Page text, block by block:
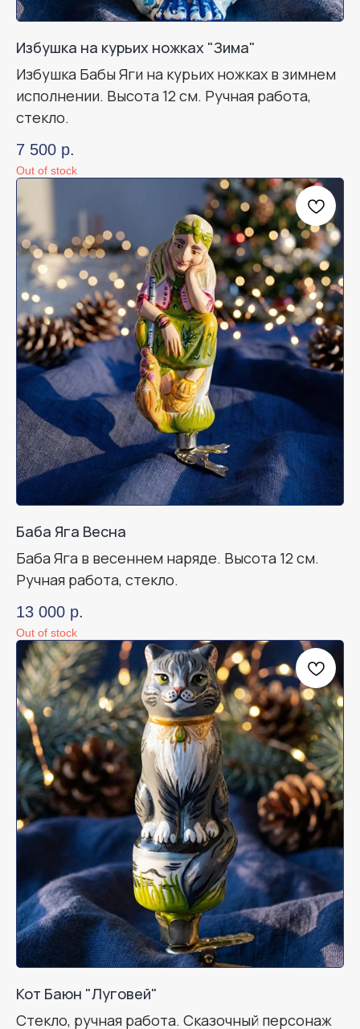
Избушка на курьих ножках "Зима"
Избушка Бабы Яги на курьих ножках в зимнем
исполнении. Высота 12 см. Ручная работа,
стекло.
7 500 р.
Out of stock
Баба Яга Весна
Баба Яга в весеннем наряде. Высота 12 см.
Ручная работа, стекло.
13 000 р.
Out of stock
Кот Баюн "Луговей"
Стекло, ручная работа. Сказочный персонаж